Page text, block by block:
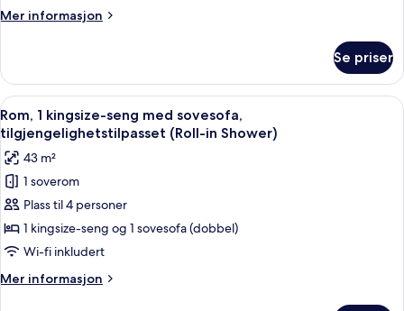
with
Mer informasjon
Mer
(2
Queen
Beds
with
Sofa
Bed)
Se priser
Åpne
alle
bildene
av
Rom,
1
kingsize-
seng
med
sovesofa,
Rom, 1 kingsize-seng med
6
Rom, 1 kingsize-seng med sovesofa,
tilgjengelighetstilpasset (Roll-in Shower)
43 m²
1 soverom
Plass til 4 personer
1 kingsize-seng og 1 sovesofa (dobbel)
Wi-fi inkludert
Mer informasjon
Mer